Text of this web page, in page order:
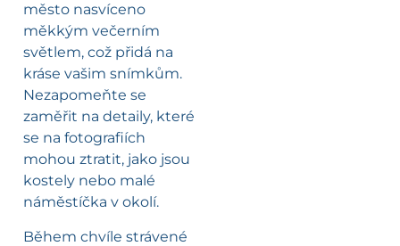
město nasvíceno
měkkým večerním
světlem, což přidá na
kráse vašim snímkům.
Nezapomeňte se
zaměřit na detaily, které
se na fotografiích
mohou ztratit, jako jsou
kostely nebo malé
náměstíčka v okolí.
Během chvíle strávené